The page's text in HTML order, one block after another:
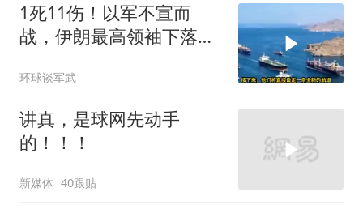
1死11伤！以军不宣而
战，伊朗最高领袖下落不
环球谈军武
讲真，是球网先动手
的！！！
新媒体 40跟贴